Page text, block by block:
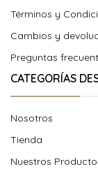
Términos y
Cambios y
Preguntas
CATEGORÍAS
Nosotros
Tienda
Nuestros